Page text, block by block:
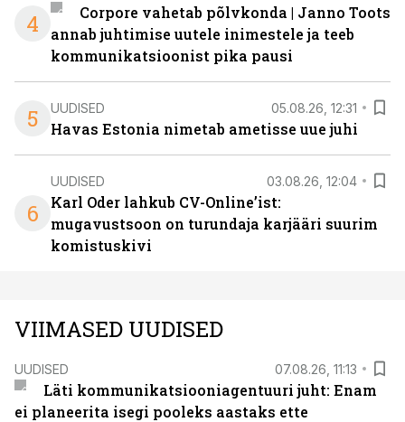
4
Corpore vahetab põlvkonda | Janno Toots
annab juhtimise uutele inimestele ja teeb
kommunikatsioonist pika pausi
5 UUDISED 05.08.26, 12:31
Havas Estonia nimetab ametisse uue juhi
6
UUDISED 03.08.26, 12:04
Karl Oder lahkub CV-Online’ist:
mugavustsoon on turundaja karjääri suurim
komistuskivi
VIIMASED UUDISED
UUDISED 07.08.26, 11:13
Läti kommunikatsiooniagentuuri juht: Enam
ei planeerita isegi pooleks aastaks ette